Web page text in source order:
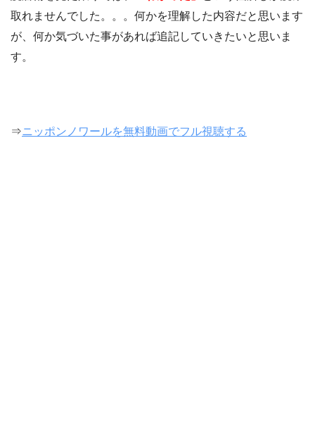
取れませんでした。。。何かを理解した内容だと思います
が、何か気づいた事があれば追記していきたいと思いま
す。
⇒ニッポンノワールを無料動画でフル視聴する